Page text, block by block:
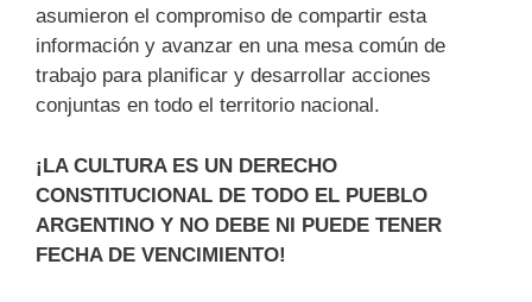
asumieron el compromiso de compartir esta
información y avanzar en una mesa común de
trabajo para planificar y desarrollar acciones
conjuntas en todo el territorio nacional.
¡LA CULTURA ES UN DERECHO
CONSTITUCIONAL DE TODO EL PUEBLO
ARGENTINO Y NO DEBE NI PUEDE TENER
FECHA DE VENCIMIENTO!